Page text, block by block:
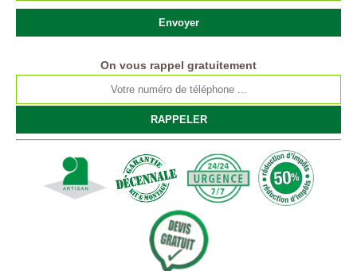
On vous rappel gratuitement